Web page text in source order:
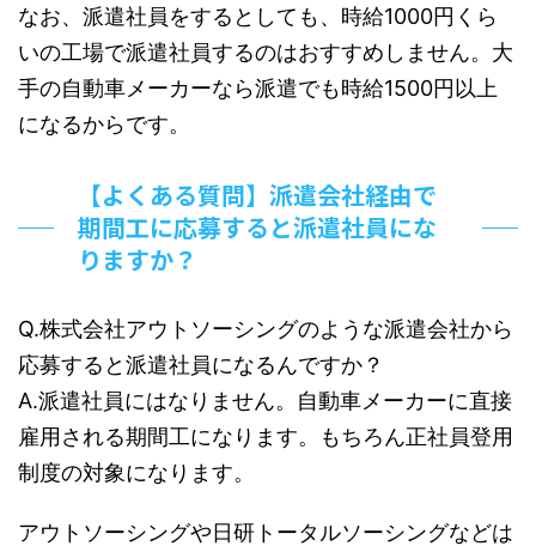
なお、派遣社員をするとしても、時給1000円くら
いの工場で派遣社員するのはおすすめしません。大
手の自動車メーカーなら派遣でも時給1500円以上
になるからです。
【よくある質問】派遣会社経由で
期間工に応募すると派遣社員にな
りますか？
Q.株式会社アウトソーシングのような派遣会社から
応募すると派遣社員になるんですか？
A.派遣社員にはなりません。自動車メーカーに直接
雇用される期間工になります。もちろん正社員登用
制度の対象になります。
アウトソーシングや日研トータルソーシングなどは